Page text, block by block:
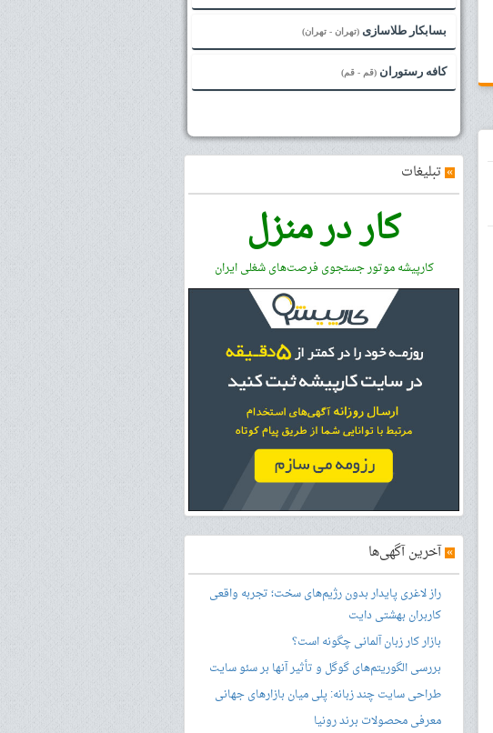
بسابکار طلاسازی (تهران - تهران)
کافه رستوران (قم - قم)
»تبلیغات
کار در منزل
کارپیشه موتور جستجوی فرصت‌های شغلی ایران
»آخرین آگهی‌ها
راز لاغری پایدار بدون رژیم‌های سخت؛ تجربه واقعی
کاربران بهشتی دایت
بازار کار زبان آلمانی چگونه است؟
بررسی الگوریتم‌های گوگل و تأثیر آنها بر سئو سایت
طراحی سایت چند زبانه: پلی میان بازارهای جهانی
معرفی محصولات برند رونیا